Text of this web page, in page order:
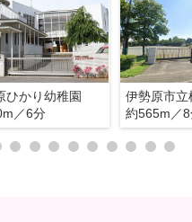
ひかり幼稚園
／6分
伊勢原市立
約565m／